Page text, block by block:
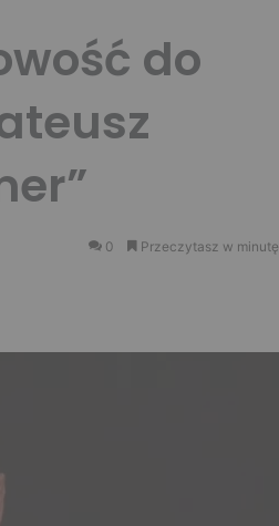
do
0 Przeczytasz w minutę